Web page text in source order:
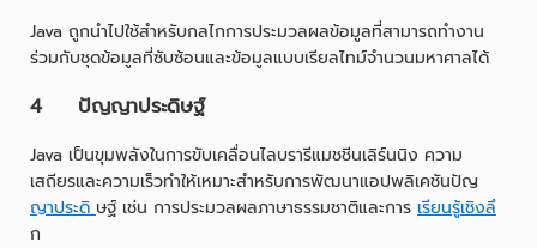
Java ถูกนำไปใช้สำหรับกลไกการประมวลผลข้อมูลที่สามารถทำงาน
ร่วมกับชุดข้อมูลที่ซับซ้อนและข้อมูลแบบเรียลไทม์จำนวนมหาศาลได้
4 ปัญญาประดิษฐ์
Java เป็นขุมพลังในการขับเคลื่อนไลบรารีแมชชีนเลิร์นนิง ความ
เสถียรและความเร็วทำให้เหมาะสำหรับการพัฒนาแอปพลิเคชันปัญ
ญาประดิ ษฐ์ เช่น การประมวลผลภาษาธรรมชาติและการ เรียนรู้เชิงลึ
ก